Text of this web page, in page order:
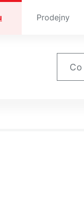
Prodejny